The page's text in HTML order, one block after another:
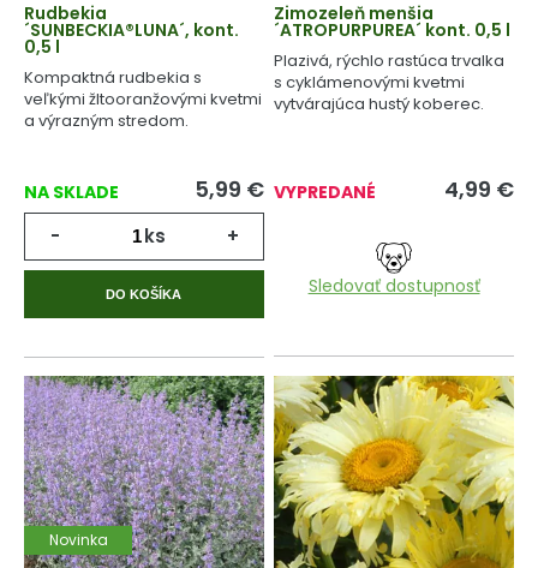
Rudbekia
´SUNBECKIA®LUNA´, kont.
0,5 l
Kompaktná rudbekia s
veľkými žltooranžovými kvetmi
a výrazným stredom.
NA SKLADE 5,99 €
- ks +
DO KOŠÍKA
Zimozeleň menšia
´ATROPURPUREA´ kont. 0,5 l
Plazivá, rýchlo rastúca trvalka
s cyklámenovými kvetmi
vytvárajúca hustý koberec.
VYPREDANÉ 4,99 €
Sledovať dostupnosť
Novinka